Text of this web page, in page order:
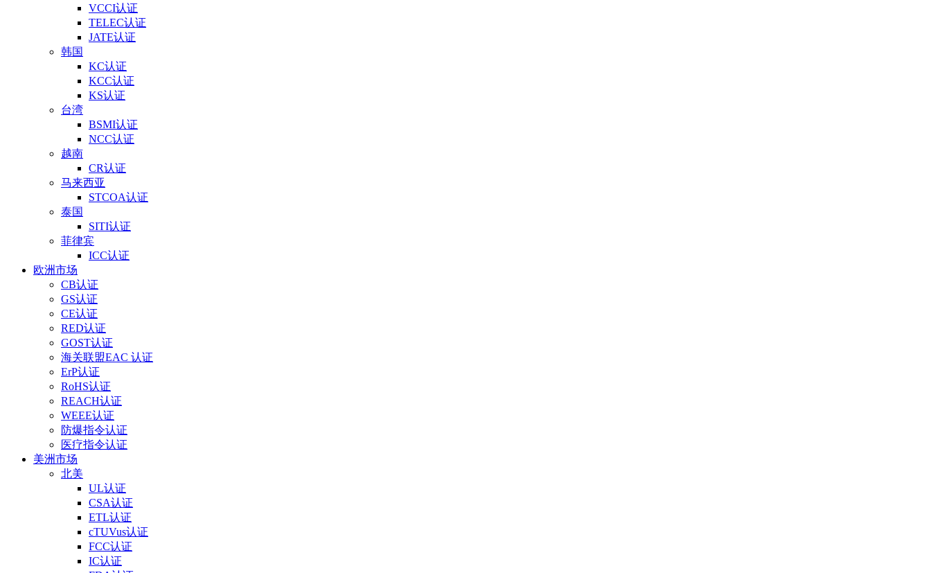
VCCI认证
TELEC认证
JATE认证
韩国
KC认证
KCC认证
KS认证
台湾
BSMI认证
NCC认证
越南
CR认证
马来西亚
STCOA认证
泰国
SITI认证
菲律宾
ICC认证
欧洲市场
CB认证
GS认证
CE认证
RED认证
GOST认证
海关联盟EAC 认证
ErP认证
RoHS认证
REACH认证
WEEE认证
防爆指令认证
医疗指令认证
美洲市场
北美
UL认证
CSA认证
ETL认证
cTUVus认证
FCC认证
IC认证